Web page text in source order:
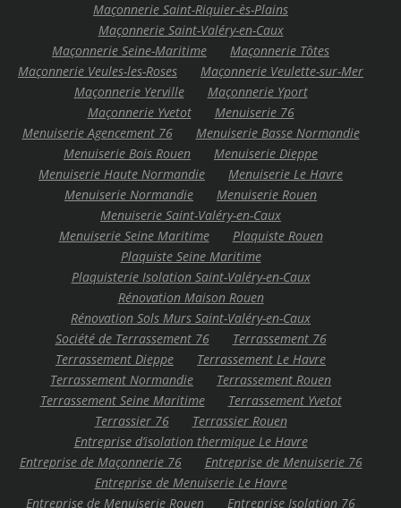
Maçonnerie Saint-Riquier-ès-Plains
Maçonnerie Saint-Valéry-en-Caux
Maçonnerie Seine-Maritime
Maçonnerie Tôtes
Maçonnerie Veules-les-Roses
Maçonnerie Veulette-sur-Mer
Maçonnerie Yerville
Maçonnerie Yport
Maçonnerie Yvetot
Menuiserie 76
Menuiserie Agencement 76
Menuiserie Basse Normandie
Menuiserie Bois Rouen
Menuiserie Dieppe
Menuiserie Haute Normandie
Menuiserie Le Havre
Menuiserie Normandie
Menuiserie Rouen
Menuiserie Saint-Valéry-en-Caux
Menuiserie Seine Maritime
Plaquiste Rouen
Plaquiste Seine Maritime
Plaquisterie Isolation Saint-Valéry-en-Caux
Rénovation Maison Rouen
Rénovation Sols Murs Saint-Valéry-en-Caux
Société de Terrassement 76
Terrassement 76
Terrassement Dieppe
Terrassement Le Havre
Terrassement Normandie
Terrassement Rouen
Terrassement Seine Maritime
Terrassement Yvetot
Terrassier 76
Terrassier Rouen
Entreprise d’isolation thermique Le Havre
Entreprise de Maçonnerie 76
Entreprise de Menuiserie 76
Entreprise de Menuiserie Le Havre
Entreprise de Menuiserie Rouen
Entreprise Isolation 76